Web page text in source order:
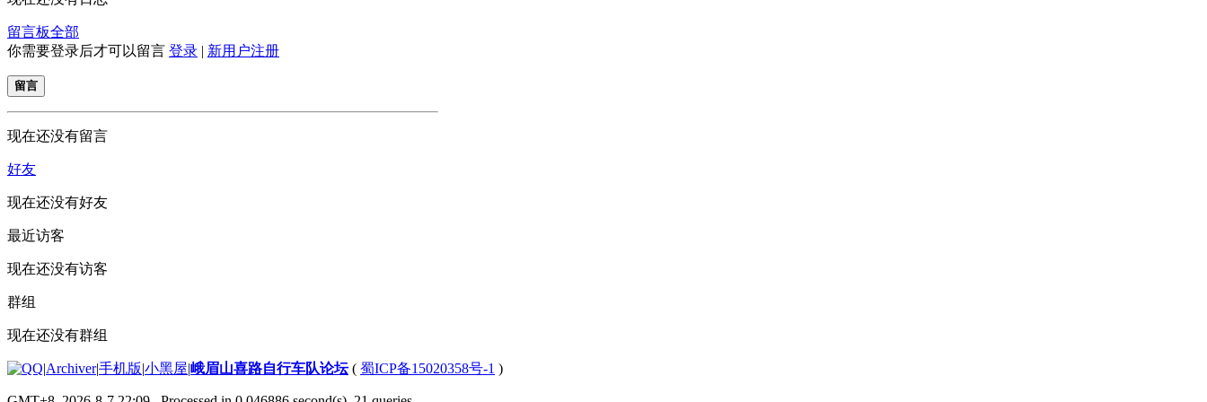
留言板全部
你需要登录后才可以留言 登录 | 新用户注册
留言
现在还没有留言
好友
现在还没有好友
最近访客
现在还没有访客
群组
现在还没有群组
|Archiver|手机版|小黑屋|峨眉山喜路自行车队论坛( 蜀ICP备15020358号-1 )